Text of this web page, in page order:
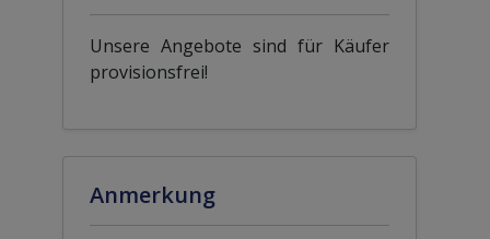
Unsere Angebote sind für Käufer
provisionsfrei!
Anmerkung